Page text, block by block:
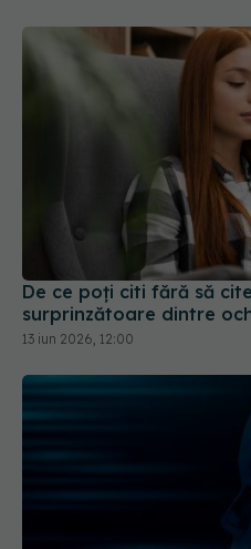
De ce poți citi fără să
surprinzătoare dintre
13 iun 2026, 12:00